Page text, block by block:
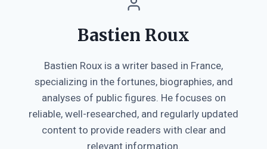
Bastien Roux
Bastien Roux is a writer based in France,
specializing in the fortunes, biographies, and
analyses of public figures. He focuses on
reliable, well-researched, and regularly updated
content to provide readers with clear and
relevant information.